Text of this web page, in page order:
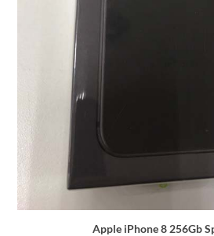
Apple iPhone 8 256Gb